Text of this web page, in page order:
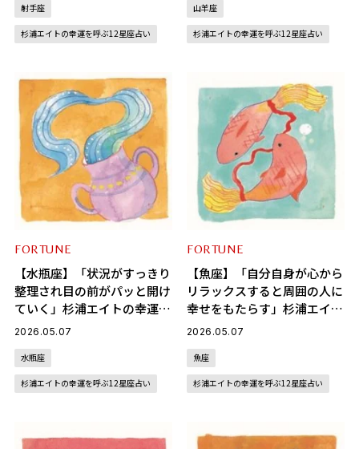
射手座
杉浦エイトの幸運を呼ぶ12星座占い
山羊座
杉浦エイトの幸運を呼ぶ12星座占い
FORTUNE
【水瓶座】「状況がすっきり
整理され目の前がパッと開け
ていく」杉浦エイトの幸運を
呼ぶ12星座占い（5/7～
2026.05.07
水瓶座
杉浦エイトの幸運を呼ぶ12星座占い
FORTUNE
【魚座】「自分自身が心から
リラックスすると周囲の人に
幸せをもたらす」杉浦エイト
の幸運を呼ぶ12星座占い
2026.05.07
魚座
杉浦エイトの幸運を呼ぶ12星座占い